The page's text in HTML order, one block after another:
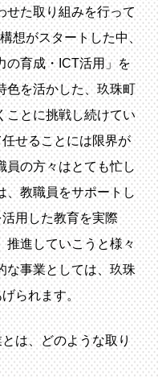
せた取り組みを行って
想がスタートした中、
の育成・ICT活用」を
色を活かした、玖珠町
ことに挑戦し続けてい
せることには限界が
員の方々はとても忙し
、教職員をサポートし
用した教育を実際
推進していこうと様々
な事業としては、玖珠
られます。
は、どのような取り